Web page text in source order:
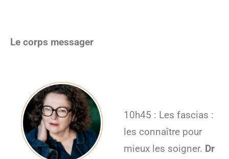
Le corps messager
10h45 : Les fascias :
les connaître pour
mieux les soigner. Dr